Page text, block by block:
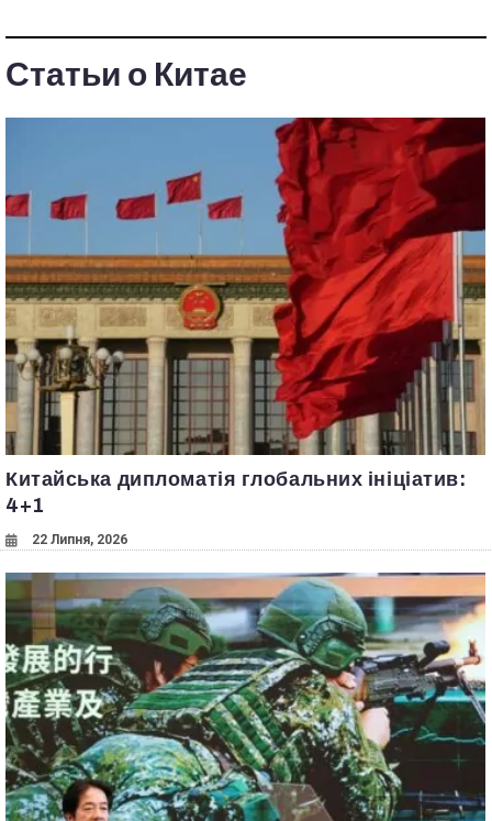
Статьи о Китае
Китайська дипломатія глобальних ініціатив:
4+1
22 Липня, 2026